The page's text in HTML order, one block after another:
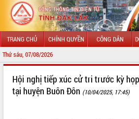
TRANG CHỦ CHÍNH QUYỀN CÔNG DÂN
Thứ sáu, 07/08/2026
LÃNH ĐẠO UBND TỈNH
Hội nghị tiếp xúc cử tri trước kỳ
tại huyện Buôn Đôn (10/04/2025, 17:45)